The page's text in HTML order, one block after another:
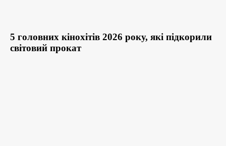
5 головних кінохітів 2026 року, які підкорили
світовий прокат